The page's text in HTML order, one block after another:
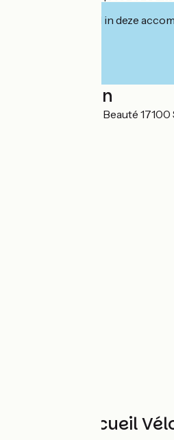
Geïnteresseerd in deze
Localisation
1 rue de la Côte de Beauté
Andere Accueil